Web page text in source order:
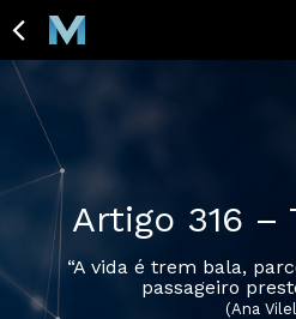
Artigo 316 –
“A vida é trem bala,
passageiro
(Ana